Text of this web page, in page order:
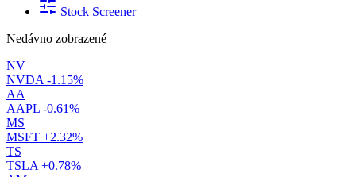
Stock Screener
Nedávno zobrazené
NV
NVDA -1.15%
AA
AAPL -0.61%
MS
MSFT +2.32%
TS
TSLA +0.78%